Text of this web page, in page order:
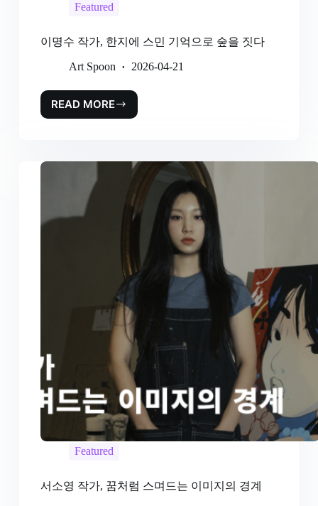
Featured
이명수 작가, 한지에 스민 기억으로 숲을 짓다
Art Spoon 2026-04-21
READ MORE
Featured
서소영 작가, 꿈처럼 스며드는 이미지의 경계